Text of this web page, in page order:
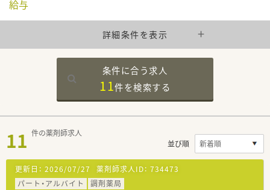
給与
詳細条件を表示
条件に合う求人
11件を検索する
11 件の薬剤師求人
並び順
更新日： 2026/07/27 薬剤師求人ID： 734473
パート・アルバイト
調剤薬局